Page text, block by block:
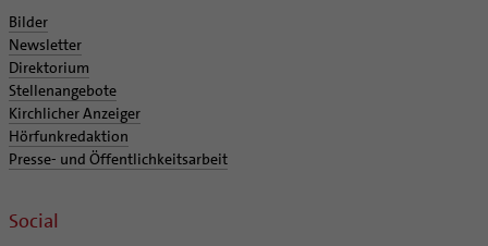
Bilder
Newsletter
Direktorium
Stellenangebote
Kirchlicher Anzeiger
Hörfunkredaktion
Presse- und Öffentlichkeitsarbeit
Social